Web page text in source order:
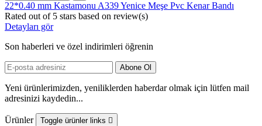
22*0.40 mm Kastamonu A339 Yenice Meşe Pvc Kenar Bandı
Rated out of 5 stars based on review(s)
Detayları gör
Son haberleri ve özel indirimleri öğrenin
Yeni ürünlerimizden, yeniliklerden haberdar olmak için lütfen mail
adresinizi kaydedin...
Ürünler Toggle ürünler links 